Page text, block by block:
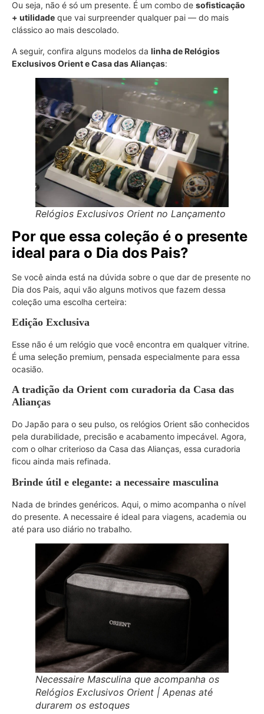
Ou seja, não é só um presente. É um combo de sofisticação
+ utilidade que vai surpreender qualquer pai — do mais
clássico ao mais descolado.
A seguir, confira alguns modelos da linha de Relógios
Exclusivos Orient e Casa das Alianças:
Relógios Exclusivos Orient no Lançamento
Por que essa coleção é o presente
ideal para o Dia dos Pais?
Se você ainda está na dúvida sobre o que dar de presente no
Dia dos Pais, aqui vão alguns motivos que fazem dessa
coleção uma escolha certeira:
Edição Exclusiva
Esse não é um relógio que você encontra em qualquer vitrine.
É uma seleção premium, pensada especialmente para essa
ocasião.
A tradição da Orient com curadoria da Casa das
Alianças
Do Japão para o seu pulso, os relógios Orient são conhecidos
pela durabilidade, precisão e acabamento impecável. Agora,
com o olhar criterioso da Casa das Alianças, essa curadoria
ficou ainda mais refinada.
Brinde útil e elegante: a necessaire masculina
Nada de brindes genéricos. Aqui, o mimo acompanha o nível
do presente. A necessaire é ideal para viagens, academia ou
até para uso diário no trabalho.
Necessaire Masculina que acompanha os
Relógios Exclusivos Orient | Apenas até
durarem os estoques